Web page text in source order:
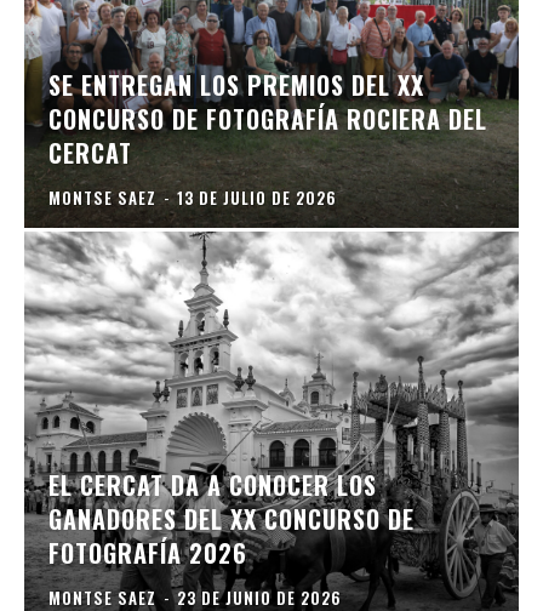
SE ENTREGAN LOS PREMIOS DEL XX
CONCURSO DE FOTOGRAFÍA ROCIERA DEL
CERCAT
MONTSE SAEZ - 13 DE JULIO DE 2026
EL CERCAT DA A CONOCER LOS
GANADORES DEL XX CONCURSO DE
FOTOGRAFÍA 2026
MONTSE SAEZ - 23 DE JUNIO DE 2026